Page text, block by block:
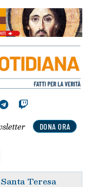
DONA ORA
Santa Teresa